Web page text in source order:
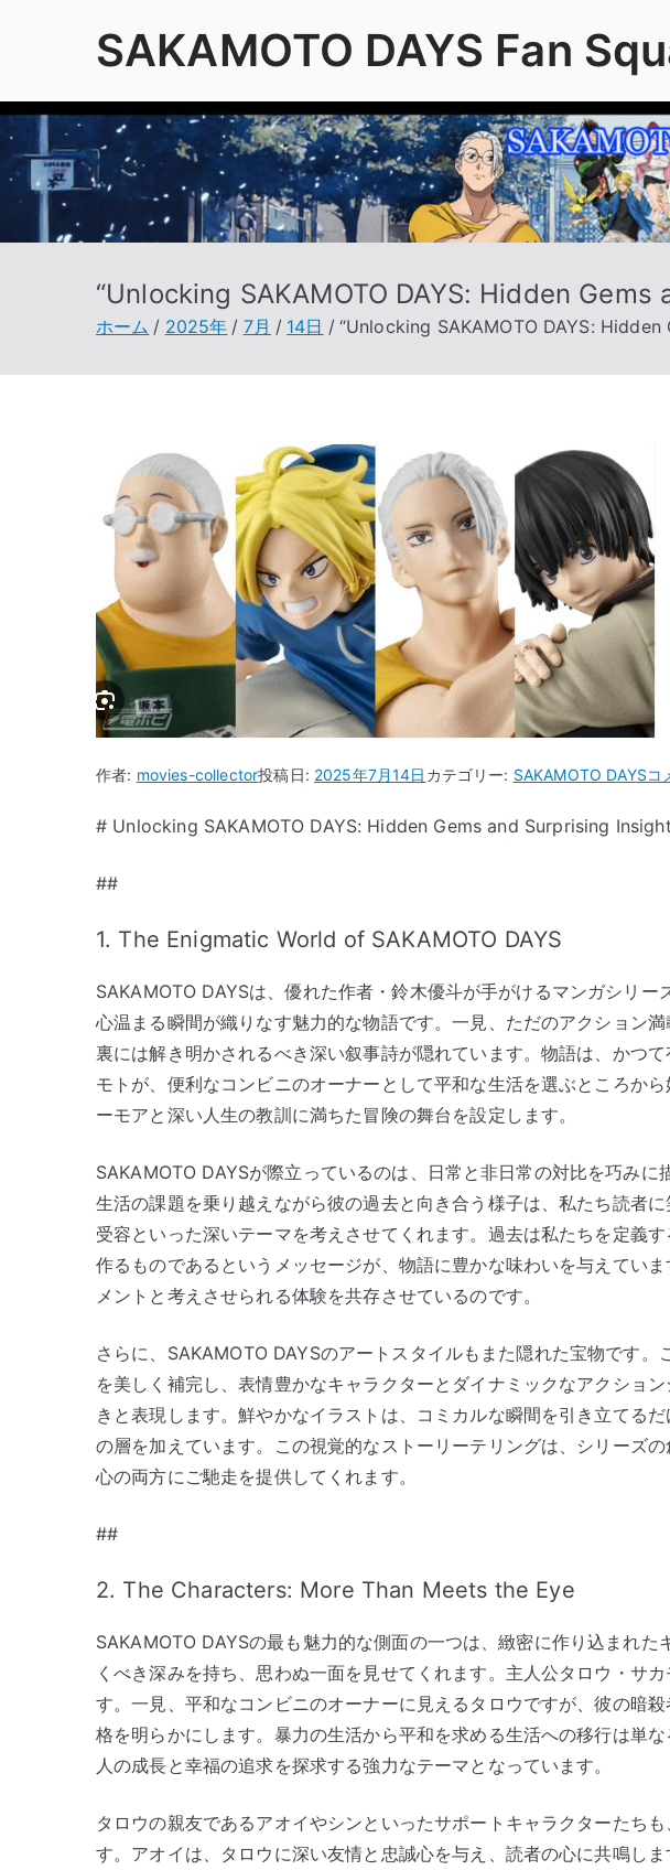
ス
キ
ッ
SAKAMOTO DAYS Fan
“Unlocking SAKAMOTO DAYS: Hidden
ホーム 2025年 7月 14日 “Unlocking SAKAMOTO DAYS:
作者: movies-collector投稿日: 2025年7月14日 カテゴリー: SAKAMOTO DAYS
へ
の
コ
# Unlocking SAKAMOTO DAYS: Hidden Gems and Surprising
##
1. The Enigmatic World of SAKAMOTO DAYS
SAKAMOTO DAYSは、優れた作者・鈴木優斗が手がけるマンガシリー
心温まる瞬間が織りなす魅力的な物語です。一見、ただのアクション
裏には解き明かされるべき深い叙事詩が隠れています。物語は、かつ
モトが、便利なコンビニのオーナーとして平和な生活を選ぶところか
ーモアと深い人生の教訓に満ちた冒険の舞台を設定します。
SAKAMOTO DAYSが際立っているのは、日常と非日常の対比を巧みに
生活の課題を乗り越えながら彼の過去と向き合う様子は、私たち読者
受容といった深いテーマを考えさせてくれます。過去は私たちを定義
作るものであるというメッセージが、物語に豊かな味わいを与えてい
メントと考えさせられる体験を共存させているのです。
さらに、SAKAMOTO DAYSのアートスタイルもまた隠れた宝物です。
を美しく補完し、表情豊かなキャラクターとダイナミックなアクショ
きと表現します。鮮やかなイラストは、コミカルな瞬間を引き立てる
の層を加えています。この視覚的なストーリーテリングは、シリーズ
心の両方にご馳走を提供してくれます。
##
2. The Characters: More Than Meets the Eye
SAKAMOTO DAYSの最も魅力的な側面の一つは、緻密に作り込まれた
くべき深みを持ち、思わぬ一面を見せてくれます。主人公タロウ・サ
す。一見、平和なコンビニのオーナーに見えるタロウですが、彼の暗
格を明らかにします。暴力の生活から平和を求める生活への移行は単
人の成長と幸福の追求を探求する強力なテーマとなっています。
タロウの親友であるアオイやシンといったサポートキャラクターたち
す。アオイは、タロウに深い友情と忠誠心を与え、読者の心に共鳴し